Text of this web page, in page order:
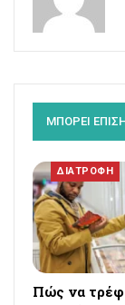
ΜΠΟΡΕΙ
ΔΙΑΤΡΟΦΗ
Πώς να